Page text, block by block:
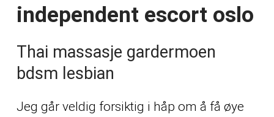
independent escort oslo
Thai massasje gardermoen
bdsm lesbian
Jeg går veldig forsiktig i håp om å få øye